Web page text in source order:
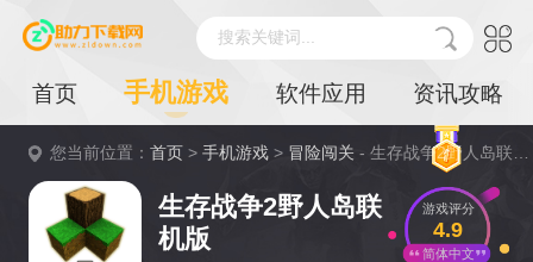
搜索关键词...
首页 手机游戏 软件应用 资讯攻略
您当前位置：首页 >手机游戏 > 冒险闯关 - 生存战争2野人岛联机版详情
生存战争2野人岛联
机版
游戏评分
4.9
简体中文